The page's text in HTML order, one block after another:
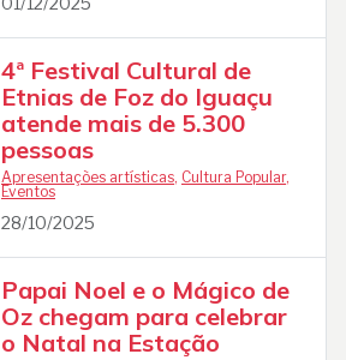
4ª Festival Cultural de
Etnias de Foz do Iguaçu
atende mais de 5.300
pessoas
Apresentações artísticas, Cultura Popular,
Eventos
28/10/2025
Papai Noel e o Mágico de
Oz chegam para celebrar
o Natal na Estação